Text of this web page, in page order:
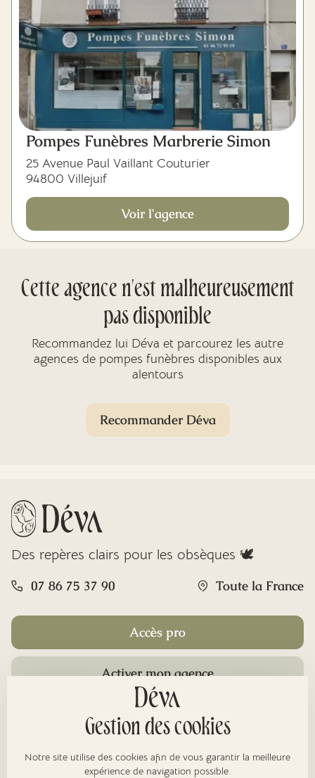
Pompes Funèbres Marbrerie Simon
25 Avenue Paul Vaillant Couturier
94800 Villejuif
Voir l'agence
Cette agence n'est malheureusement
pas disponible
Recommandez lui Déva et parcourez les autre
agences de pompes funèbres disponibles aux
alentours
Recommander Déva
Des repères clairs pour les obsèques 🕊️
07 86 75 37 90 Toute la France
Accès pro
Activer mon agence
Gestion des cookies
Notre site utilise des cookies afin de vous garantir la meilleure
expérience de navigation possible.